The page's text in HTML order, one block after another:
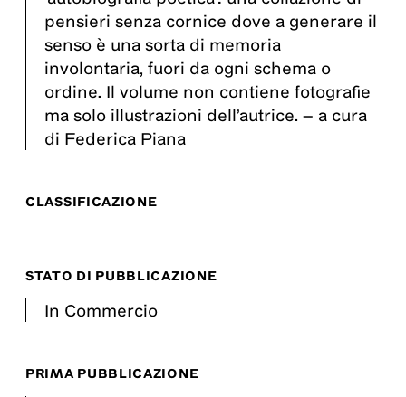
pensieri senza cornice dove a generare il
senso è una sorta di memoria
involontaria, fuori da ogni schema o
ordine. Il volume non contiene fotografie
ma solo illustrazioni dell’autrice. – a cura
di Federica Piana
CLASSIFICAZIONE
STATO DI PUBBLICAZIONE
In Commercio
PRIMA PUBBLICAZIONE